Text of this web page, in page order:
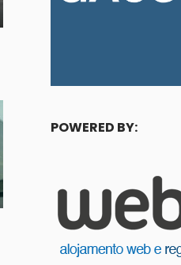
POWERED BY: